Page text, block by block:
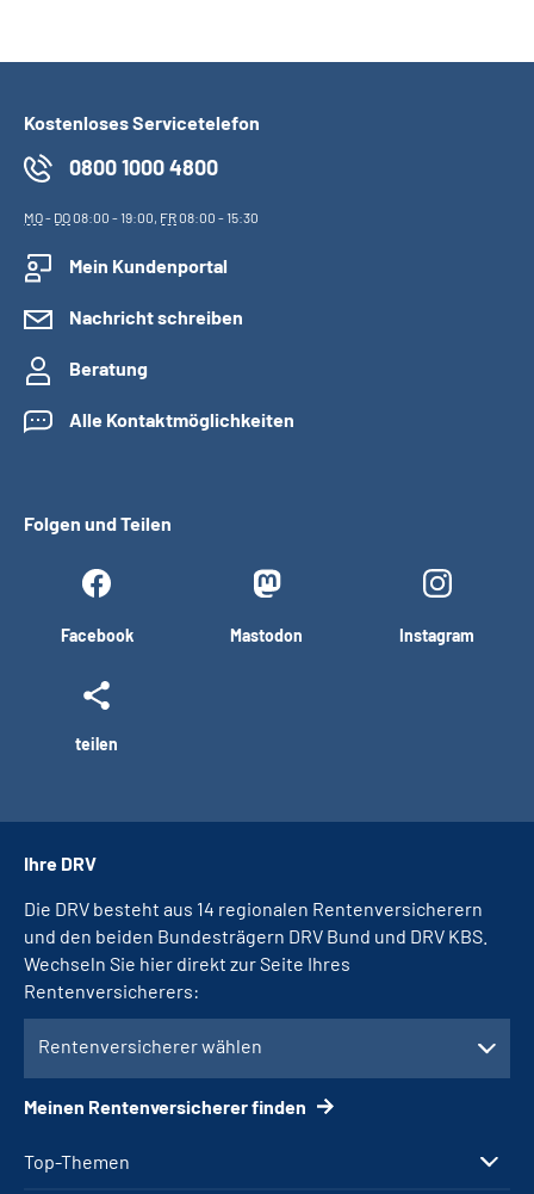
Kostenloses Servicetelefon
0800 1000 4800
MO- DO08:00 - 19:00, FR08:00 - 15:30
Mein Kundenportal
Nachricht schreiben
Beratung
Alle Kontaktmöglichkeiten
Folgen und Teilen
Facebook Mastodon Instagram
teilen
Top-Themen
Ihre DRV
Die DRV besteht aus 14 regionalen Rentenversicherern
und den beiden Bundesträgern DRV Bund und DRV KBS.
Wechseln Sie hier direkt zur Seite Ihres
Rentenversicherers:
Rentenversicherer wählen
Meinen Rentenversicherer finden